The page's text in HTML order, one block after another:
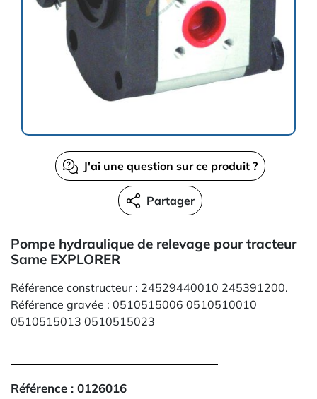
J'ai une question sur ce produit ?
Partager
Pompe hydraulique de relevage pour tracteur
Same EXPLORER
Référence constructeur : 24529440010 245391200.
Référence gravée : 0510515006 0510510010
0510515013 0510515023
Référence : 0126016